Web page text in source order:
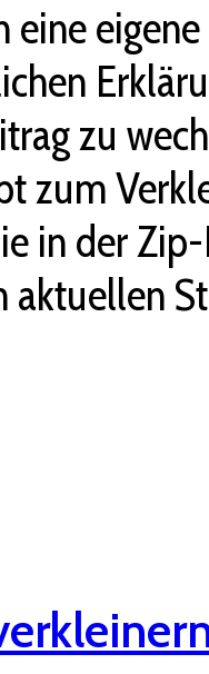
eine
zu
zum
in der
aktuellen